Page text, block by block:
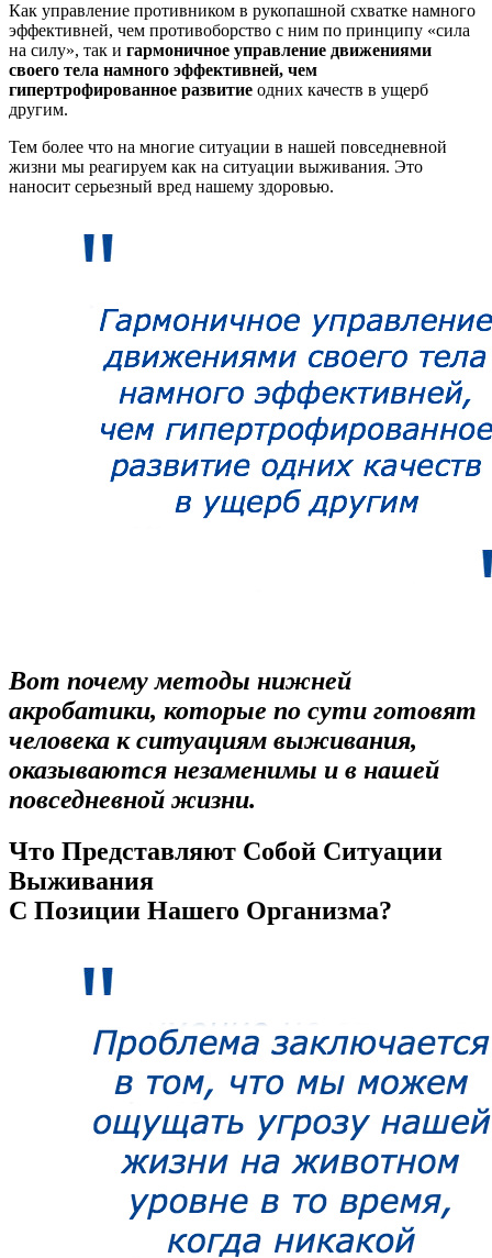
Как управление противником в рукопашной схватке намного
эффективней, чем противоборство с ним по принципу «сила
на силу», так и гармоничное управление движениями
своего тела намного эффективней, чем
гипертрофированное развитие одних качеств в ущерб
другим.
Тем более что на многие ситуации в нашей повседневной
жизни мы реагируем как на ситуации выживания. Это
наносит серьезный вред нашему здоровью.
Вот почему методы нижней
акробатики, которые по сути готовят
человека к ситуациям выживания,
оказываются незаменимы и в нашей
повседневной жизни.
Что Представляют Собой Ситуации
Выживания
С Позиции Нашего Организма?